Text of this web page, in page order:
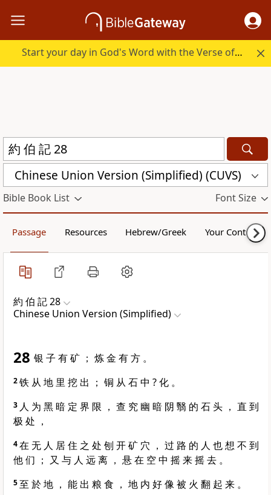
Start your day in God's Word with the Verse of the Day.
Chinese Union Version (Simplified) (CUVS)
Bible Book List Font Size
Passage Resources Hebrew/Greek Your Content
約 伯 記 28
Chinese Union Version (Simplified)
28 银 子 有 矿 ； 炼 金 有 方 。
2铁 从 地 里 挖 出 ； 铜 从 石 中 ? 化 。
3 人 为 黑 暗 定 界 限 ， 查 究 幽 暗 阴 翳 的 石 头 ， 直 到
极 处 ，
4在 无 人 居 住 之 处 刨 开 矿 穴 ， 过 路 的 人 也 想 不 到
他 们 ； 又 与 人 远 离 ， 悬 在 空 中 摇 来 摇 去 。
5至 於 地 ， 能 出 粮 食 ， 地 内 好 像 被 火 翻 起 来 。